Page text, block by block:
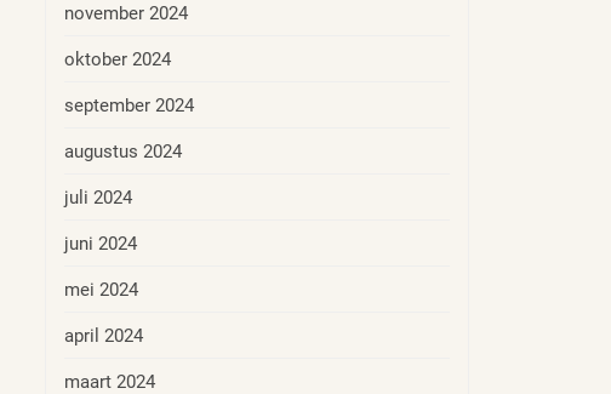
november 2024
oktober 2024
september 2024
augustus 2024
juli 2024
juni 2024
mei 2024
april 2024
maart 2024